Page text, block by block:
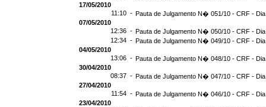
17/05/2010
11:10 - Pauta de Julgamento N� 051/10 - CRF -
07/05/2010
12:36 - Pauta de Julgamento N� 050/10 - CRF -
12:34 - Pauta de Julgamento N� 049/10 - CRF - Dia
04/05/2010
13:06 - Pauta de Julgamento N� 048/10 - CRF -
30/04/2010
08:37 - Pauta de Julgamento N� 047/10 - CRF -
27/04/2010
11:54 - Pauta de Julgamento N� 046/10 - CRF -
23/04/2010